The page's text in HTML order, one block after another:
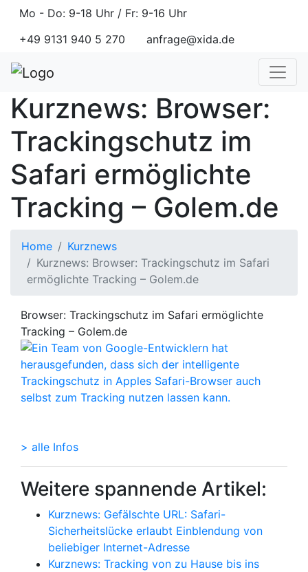
Mo - Do: 9-18 Uhr / Fr: 9-16 Uhr
+49 9131 940 5 270
anfrage@xida.de
Kurznews: Browser:
Trackingschutz im
Safari ermöglichte
Tracking – Golem.de
Home
Kurznews
Kurznews: Browser: Trackingschutz im Safari
ermöglichte Tracking – Golem.de
Browser: Trackingschutz im Safari ermöglichte
Tracking – Golem.de
> alle Infos
Weitere spannende Artikel:
Kurznews: Gefälschte URL: Safari-
Sicherheitslücke erlaubt Einblendung von
beliebiger Internet-Adresse
Kurznews: Tracking von zu Hause bis ins